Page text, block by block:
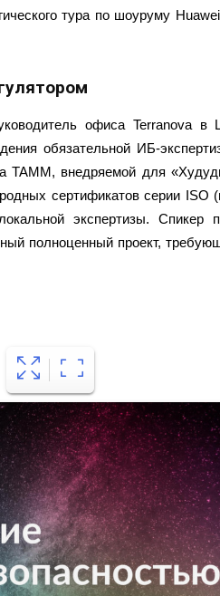
тура по шоуруму
офиса Terranova в
обязательной ИБ-
TAMM, внедряемой для
сертификатов серии ISO
экспертизы. Спикер
полноценный проект,